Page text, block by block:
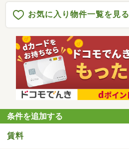
お気に入り物件一覧を見る
条件を追加する
賃料